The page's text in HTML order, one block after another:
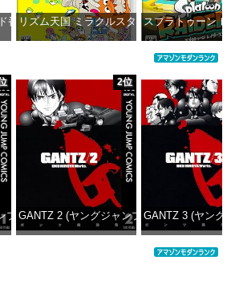
番号 5000円|オンラインコード版
リズム天国 ミラクルスターズ -Switch
スプラトゥーン レ
プコミックスDIGITAL)
2位
GANTZ 2 (ヤングジャンプコミックス
GANTZ 3 (ヤング